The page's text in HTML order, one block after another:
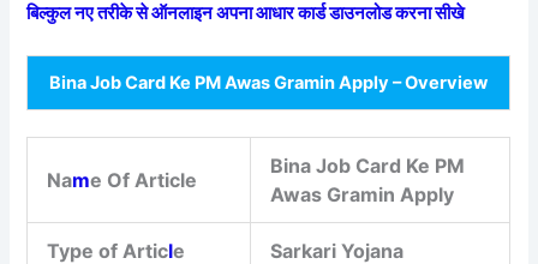
बिल्कुल नए तरीके से ऑनलाइन अपना आधार कार्ड डाउनलोड करना सीखे
Bina Job Card Ke PM Awas Gramin Apply – Overview
Name Of Article
Bina Job Card Ke PM
Awas Gramin Apply
Type of Article Sarkari Yojana